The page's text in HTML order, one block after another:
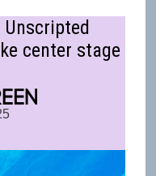
center stage